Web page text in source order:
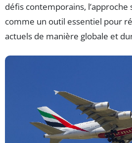
défis contemporains, l’approche
comme un outil essentiel pour
actuels de manière globale et